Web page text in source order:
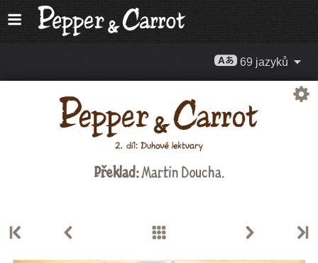
69 jazyků
Překlad:Martin Doucha.